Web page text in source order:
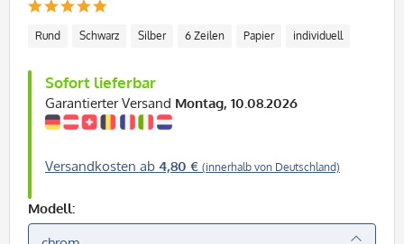
Rund Schwarz Silber 6 Zeilen Papier individuell
Sofort lieferbar
Garantierter Versand Montag, 10.08.2026
Versandkosten ab 4,80 € (innerhalb von Deutschland)
Modell: